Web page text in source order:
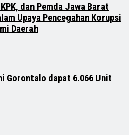
dan Pemda Jawa Barat
Upaya Pencegahan Korupsi
Daerah
Gorontalo dapat 6.066 Unit